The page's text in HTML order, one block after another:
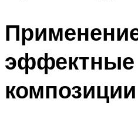
эффектные
композиции